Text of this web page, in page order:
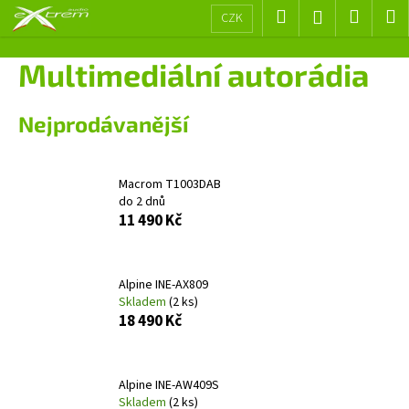
Přejít
CZK Hledat Přihlášení
košík
Multimediální autorádia
Nejprodávanější
Macrom T1003DAB
do 2 dnů
11 490 Kč
Alpine INE-AX809
Skladem (2 ks)
18 490 Kč
Alpine INE-AW409S
Skladem (2 ks)
š
o